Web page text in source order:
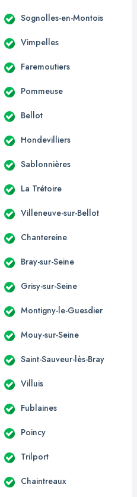
Sognolles-en-Montois
Vimpelles
Faremoutiers
Pommeuse
Bellot
Hondevilliers
Sablonnières
La Trétoire
Villeneuve-sur-Bellot
Chantereine
Bray-sur-Seine
Grisy-sur-Seine
Montigny-le-Guesdier
Mouy-sur-Seine
Saint-Sauveur-lès-Bray
Villuis
Fublaines
Poincy
Trilport
Chaintreaux